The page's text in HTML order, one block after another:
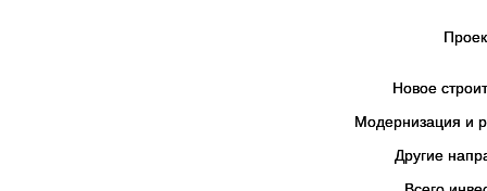
Новое
Модернизация и
Другие